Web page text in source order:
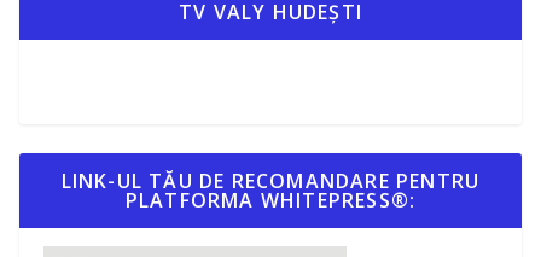
TV VALY HUDEȘTI
LINK-UL TĂU DE RECOMANDARE PENTRU
PLATFORMA WHITEPRESS®: